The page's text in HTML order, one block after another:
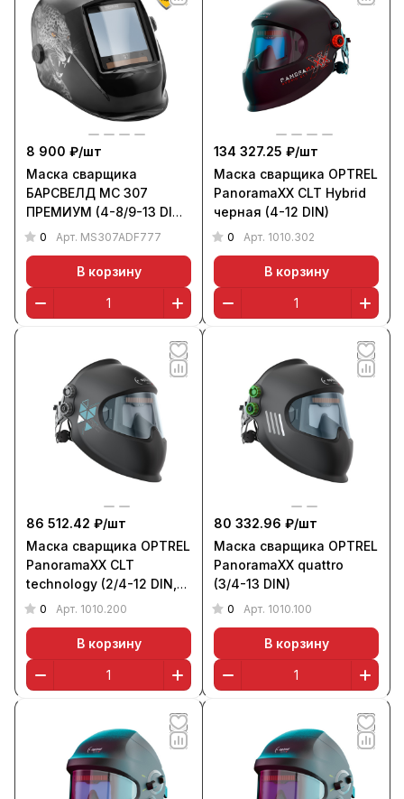
8 900 ₽/шт
Маска сварщика
БАРСВЕЛД МС 307
ПРЕМИУМ (4-8/9-13 DIN,
FULL COLOR)
0 Арт. MS307ADF777
В корзину
134 327.25 ₽/шт
Маска сварщика OPTREL
PanoramaXX CLT Hybrid
черная (4-12 DIN)
0 Арт. 1010.302
В корзину
86 512.42 ₽/шт
Маска сварщика OPTREL
PanoramaXX CLT
technology (2/4-12 DIN,
черная)
0 Арт. 1010.200
В корзину
80 332.96 ₽/шт
Маска сварщика OPTREL
PanoramaXX quattro
(3/4-13 DIN)
0 Арт. 1010.100
В корзину